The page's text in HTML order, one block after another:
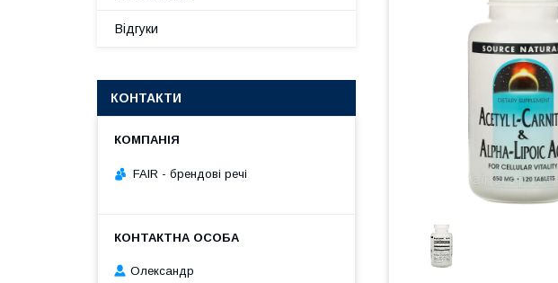
Відгуки
КОНТАКТИ
FAIR - брендові речі
Олександр